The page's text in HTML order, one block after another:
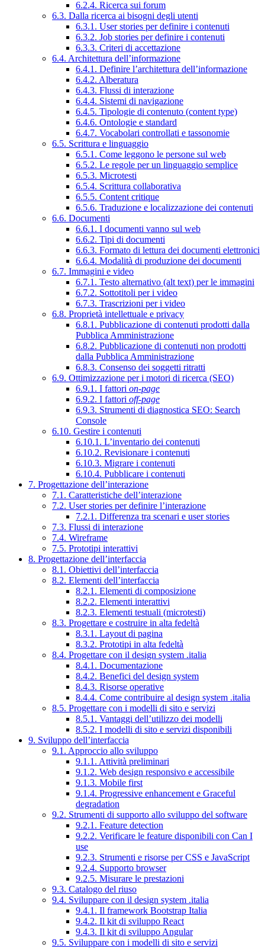
6.2.4. Ricerca sui forum
6.3. Dalla ricerca ai bisogni degli utenti
6.3.1. User stories per definire i contenuti
6.3.2. Job stories per definire i contenuti
6.3.3. Criteri di accettazione
6.4. Architettura dell’informazione
6.4.1. Definire l’architettura dell’informazione
6.4.2. Alberatura
6.4.3. Flussi di interazione
6.4.4. Sistemi di navigazione
6.4.5. Tipologie di contenuto (content type)
6.4.6. Ontologie e standard
6.4.7. Vocabolari controllati e tassonomie
6.5. Scrittura e linguaggio
6.5.1. Come leggono le persone sul web
6.5.2. Le regole per un linguaggio semplice
6.5.3. Microtesti
6.5.4. Scrittura collaborativa
6.5.5. Content critique
6.5.6. Traduzione e localizzazione dei contenuti
6.6. Documenti
6.6.1. I documenti vanno sul web
6.6.2. Tipi di documenti
6.6.3. Formato di lettura dei documenti elettronici
6.6.4. Modalità di produzione dei documenti
6.7. Immagini e video
6.7.1. Testo alternativo (alt text) per le immagini
6.7.2. Sottotitoli per i video
6.7.3. Trascrizioni per i video
6.8. Proprietà intellettuale e privacy
6.8.1. Pubblicazione di contenuti prodotti dalla
Pubblica Amministrazione
6.8.2. Pubblicazione di contenuti non prodotti
dalla Pubblica Amministrazione
6.8.3. Consenso dei soggetti ritratti
6.9. Ottimizzazione per i motori di ricerca (SEO)
6.9.1. I fattori on-page
6.9.2. I fattori off-page
6.9.3. Strumenti di diagnostica SEO: Search
Console
6.10. Gestire i contenuti
6.10.1. L’inventario dei contenuti
6.10.2. Revisionare i contenuti
6.10.3. Migrare i contenuti
6.10.4. Pubblicare i contenuti
7. Progettazione dell’interazione
7.1. Caratteristiche dell’interazione
7.2. User stories per definire l’interazione
7.2.1. Differenza tra scenari e user stories
7.3. Flussi di interazione
7.4. Wireframe
7.5. Prototipi interattivi
8. Progettazione dell’interfaccia
8.1. Obiettivi dell’interfaccia
8.2. Elementi dell’interfaccia
8.2.1. Elementi di composizione
8.2.2. Elementi interattivi
8.2.3. Elementi testuali (microtesti)
8.3. Progettare e costruire in alta fedeltà
8.3.1. Layout di pagina
8.3.2. Prototipi in alta fedeltà
8.4. Progettare con il design system .italia
8.4.1. Documentazione
8.4.2. Benefici del design system
8.4.3. Risorse operative
8.4.4. Come contribuire al design system .italia
8.5. Progettare con i modelli di sito e servizi
8.5.1. Vantaggi dell’utilizzo dei modelli
8.5.2. I modelli di sito e servizi disponibili
9. Sviluppo dell’interfaccia
9.1. Approccio allo sviluppo
9.1.1. Attività preliminari
9.1.2. Web design responsivo e accessibile
9.1.3. Mobile first
9.1.4. Progressive enhancement e Graceful
degradation
9.2. Strumenti di supporto allo sviluppo del software
9.2.1. Feature detection
9.2.2. Verificare le feature disponibili con Can I
use
9.2.3. Strumenti e risorse per CSS e JavaScript
9.2.4. Supporto browser
9.2.5. Misurare le prestazioni
9.3. Catalogo del riuso
9.4. Sviluppare con il design system .italia
9.4.1. Il framework Bootstrap Italia
9.4.2. Il kit di sviluppo React
9.4.3. Il kit di sviluppo Angular
9.5. Sviluppare con i modelli di sito e servizi